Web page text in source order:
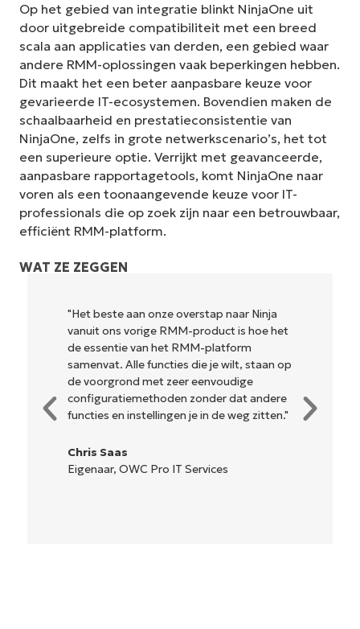
Op het gebied van integratie blinkt NinjaOne uit
door uitgebreide compatibiliteit met een breed
scala aan applicaties van derden, een gebied waar
andere RMM-oplossingen vaak beperkingen hebben.
Dit maakt het een beter aanpasbare keuze voor
gevarieerde IT-ecosystemen. Bovendien maken de
schaalbaarheid en prestatieconsistentie van
NinjaOne, zelfs in grote netwerkscenario’s, het tot
een superieure optie. Verrijkt met geavanceerde,
aanpasbare rapportagetools, komt NinjaOne naar
voren als een toonaangevende keuze voor IT-
professionals die op zoek zijn naar een betrouwbaar,
efficiënt RMM-platform.
WAT ZE ZEGGEN
"Het beste aan onze overstap naar Ninja
vanuit ons vorige RMM-product is hoe het
de essentie van het RMM-platform
samenvat. Alle functies die je wilt, staan op
de voorgrond met zeer eenvoudige
configuratiemethoden zonder dat andere
functies en instellingen je in de weg zitten."
Chris Saas
Eigenaar, OWC Pro IT Services